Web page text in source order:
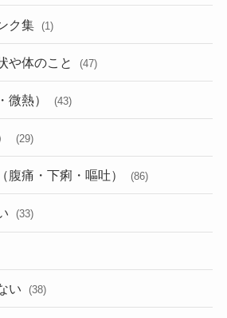
ク集 (1)
や体のこと (47)
微熱） (43)
(29)
腹痛・下痢・嘔吐） (86)
(33)
い (38)